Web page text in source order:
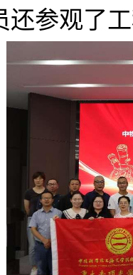
还参观了